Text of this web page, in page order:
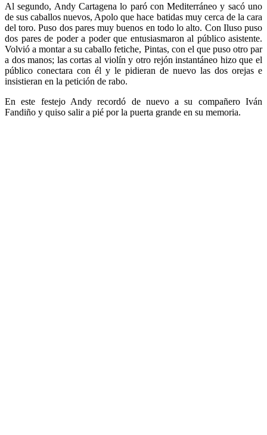
Al segundo, Andy Cartagena lo paró con Mediterráneo y sacó uno
de sus caballos nuevos, Apolo que hace batidas muy cerca de la cara
del toro. Puso dos pares muy buenos en todo lo alto. Con Iluso puso
dos pares de poder a poder que entusiasmaron al público asistente.
Volvió a montar a su caballo fetiche, Pintas, con el que puso otro par
a dos manos; las cortas al violín y otro rejón instantáneo hizo que el
público conectara con él y le pidieran de nuevo las dos orejas e
insistieran en la petición de rabo.
En este festejo Andy recordó de nuevo a su compañero Iván
Fandiño y quiso salir a pié por la puerta grande en su memoria.